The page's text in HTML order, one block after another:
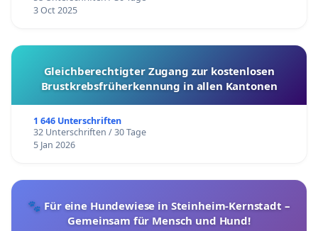
3 Oct 2025
Gleichberechtigter Zugang zur kostenlosen
Brustkrebsfrüherkennung in allen Kantonen
1 646 Unterschriften
32 Unterschriften / 30 Tage
5 Jan 2026
🐾 Für eine Hundewiese in Steinheim-Kernstadt –
Gemeinsam für Mensch und Hund!